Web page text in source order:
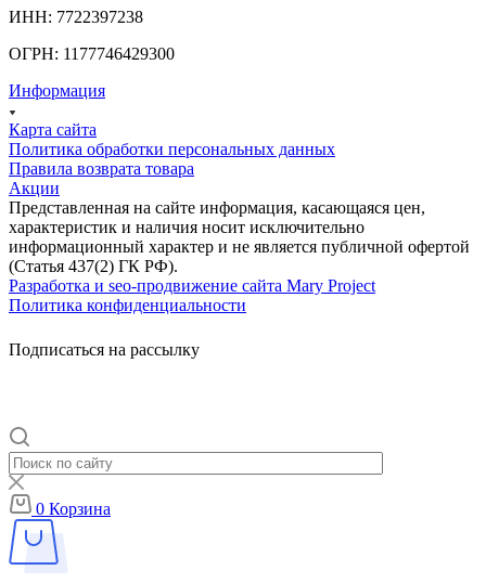
ИНН: 7722397238
ОГРН: 1177746429300
Информация
Карта сайта
Политика обработки персональных данных
Правила возврата товара
Акции
Представленная на сайте информация, касающаяся цен,
характеристик и наличия носит исключительно
информационный характер и не является публичной офертой
(Статья 437(2) ГК РФ).
Разработка и seo-продвижение сайта Mary Project
Политика конфиденциальности
Подписаться на рассылку
0 Корзина